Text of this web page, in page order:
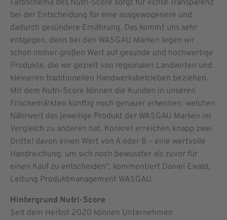
Farbschema des Nutri-Score sorgt für echte Transparenz
bei der Entscheidung für eine ausgewogenere und
dadurch gesündere Ernährung. Das kommt uns sehr
entgegen, denn bei den WASGAU Marken legen wir
schon immer großen Wert auf gesunde und hochwertige
Produkte, die wir gezielt von regionalen Landwirten und
kleineren traditionellen Handwerksbetrieben beziehen.
Mit dem Nutri-Score können die Kunden in unseren
Frischemärkten künftig noch genauer erkennen, welchen
Nährwert das jeweilige Produkt der WASGAU Marken im
Vergleich zu anderen hat. Konkret erreichen knapp zwei
Drittel davon einen Wert von A oder B – eine wertvolle
Handreichung, um sich noch bewusster als zuvor für
einen Kauf zu entscheiden“, kommentiert Daniel Ewald,
Leitung Produktmanagement WASGAU.
Hintergrund Nutri-Score
Seit dem Herbst 2020 können Unternehmen